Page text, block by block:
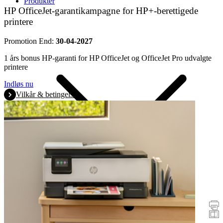
Printere
Promotions
HP OfficeJet-garantikampagne for HP+-berettigede
printere
Promotion End: 30-04-2027
1 års bonus HP-garanti for HP OfficeJet og OfficeJet Pro udvalgte
printere
Indløs nu
Vilkår & betingelser